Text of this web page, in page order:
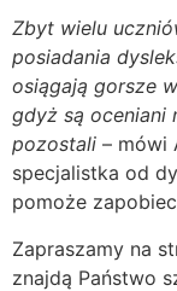
Zbyt wielu
posiadania
osiągają gorsze
gdyż są oceniani
pozostali – mówi
specjalistka od
pomoże
Zapraszamy na
znajdą Państwo